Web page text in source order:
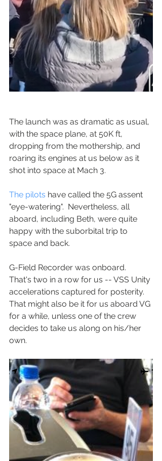
The launch was as dramatic as usual,
with the space plane, at 50K ft,
dropping from the mothership, and
roaring its engines at us below as it
shot into space at Mach 3.
The pilots have called the 5G assent
"eye-watering".  Nevertheless, all
aboard, including Beth, were quite
happy with the suborbital trip to
space and back.
G-Field Recorder was onboard.
That's two in a row for us -- VSS Unity
accelerations captured for posterity.
That might also be it for us aboard VG
for a while, unless one of the crew
decides to take us along on his/her
own.